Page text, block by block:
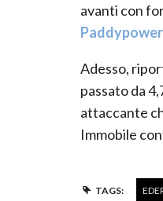
avanti con
Adesso,
passato da
attaccante
Immobile
TAGS: